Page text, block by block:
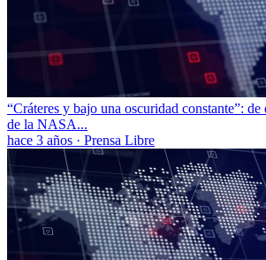
“Cráteres y bajo una oscuridad constante”: de
de la NASA...
hace 3 años · Prensa Libre